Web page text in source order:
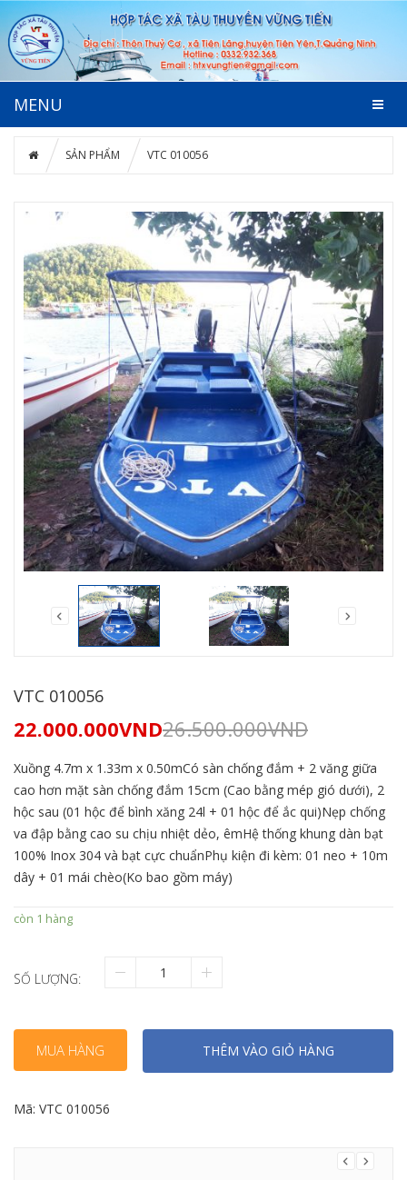
MENU
SẢN PHẨM VTC 010056
VTC 010056
22.000.000VND26.500.000VND
Xuồng 4.7m x 1.33m x 0.50mCó sàn chống đắm + 2 văng giữa
cao hơn mặt sàn chống đắm 15cm (Cao bằng mép gió dưới), 2
hộc sau (01 hộc để bình xăng 24l + 01 hộc để ắc qui)Nẹp chống
va đập bằng cao su chịu nhiệt dẻo, êmHệ thống khung dàn bạt
100% Inox 304 và bạt cực chuẩnPhụ kiện đi kèm: 01 neo + 10m
dây + 01 mái chèo(Ko bao gồm máy)
còn 1 hàng
SỐ LƯỢNG:
MUA HÀNG THÊM VÀO GIỎ HÀNG
Mã: VTC 010056